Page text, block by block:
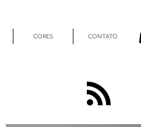
CORES CONTATO